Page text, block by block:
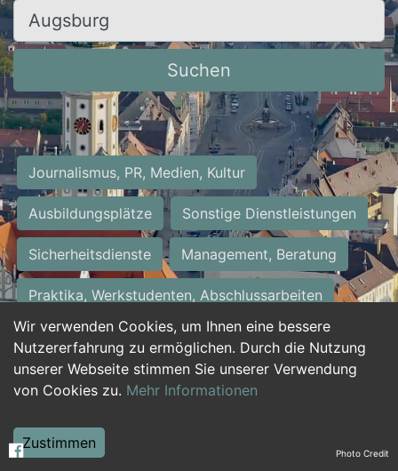
Wir verwenden Cookies, um Ihnen eine bessere
Nutzererfahrung zu ermöglichen. Durch die Nutzung
unserer Webseite stimmen Sie unserer Verwendung
von Cookies zu. Mehr Informationen
Zustimmen
Ort, Stadt
Suchen
Journalismus, PR, Medien, Kultur
Ausbildungsplätze Sonstige Dienstleistungen
Sicherheitsdienste Management, Beratung
Praktika, Werkstudenten, Abschlussarbeiten
Personalwesen Assistenz, Sekretariat
Hilfskräfte, Aushilfs- und Nebenjobs
Weiterbildung, Studium, duale Ausbildung Photo Credit